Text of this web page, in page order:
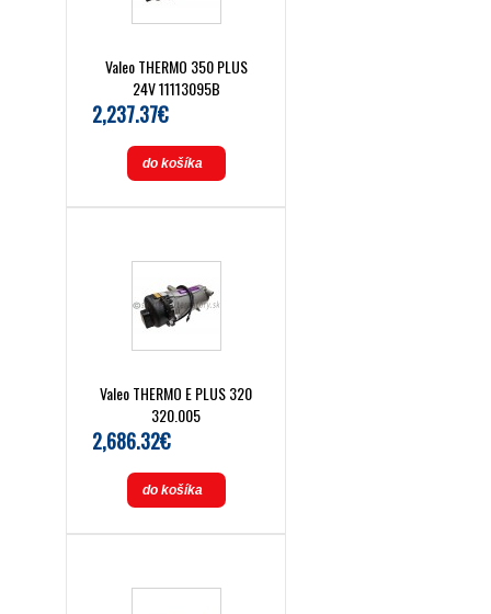
Valeo THERMO 350 PLUS
24V 11113095B
2,237.37€
do košíka
Valeo THERMO E PLUS 320
320.005
2,686.32€
do košíka